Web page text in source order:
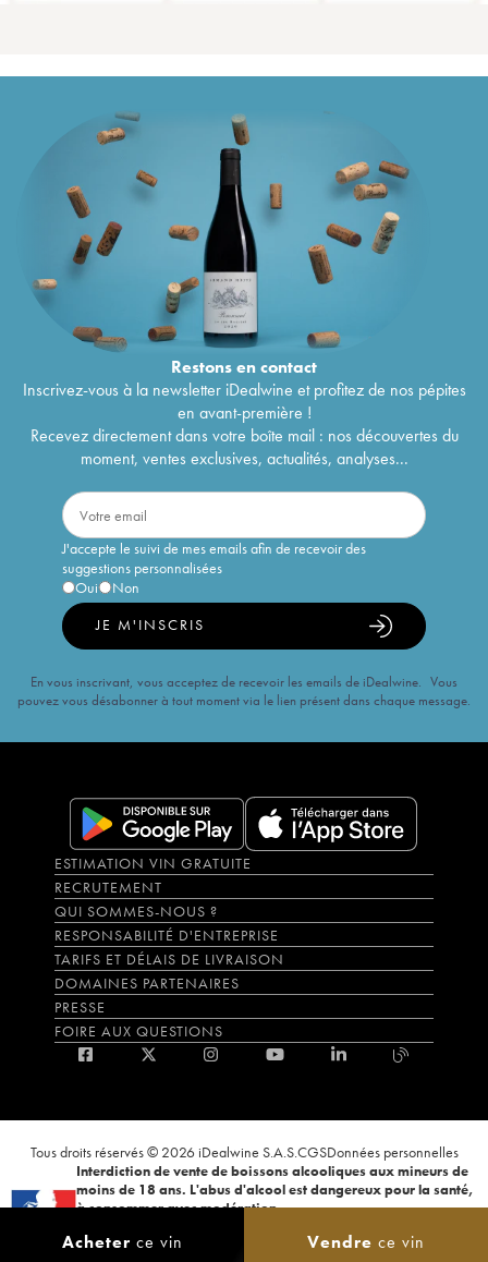
Acheter ce vin Vendre ce vin
Restons encontact
Inscrivez-vous à la newsletter iDealwine et profitez de nos pépites
en avant-première !
Recevez directement dans votre boîte mail : nos découvertes du
moment, ventes exclusives, actualités, analyses...
J'accepte le suivi de mes emails afin de recevoir des
suggestions personnalisées
Oui
Non
JE M'INSCRIS
En vous inscrivant, vous acceptez de recevoir les emails de iDealwine. Vous
pouvez vous désabonner à tout moment via le lien présent dans chaque message.
ESTIMATION VIN GRATUITE
RECRUTEMENT
QUI SOMMES-NOUS ?
RESPONSABILITÉ D'ENTREPRISE
TARIFS ET DÉLAIS DE LIVRAISON
DOMAINES PARTENAIRES
PRESSE
FOIRE AUX QUESTIONS
Tous droits réservés © 2026 iDealwine S.A.S.CGSDonnées personnelles
Interdiction de vente de boissons alcooliques aux mineurs de
moins de 18 ans. L'abus d'alcool est dangereux pour la santé,
à consommer avec modération.
ligne. CODE DE LA SANTÉ PUBLIQUE, ART.L.3342-1 et L.3353-3